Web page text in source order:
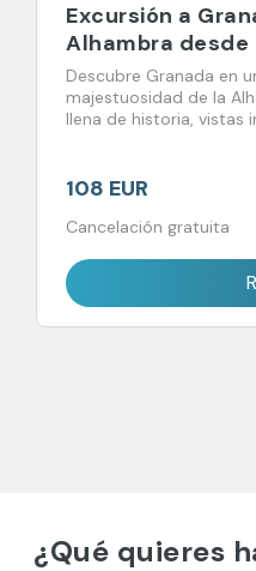
Excursión a
Alhambra desde
Descubre Granada en
majestuosidad de la
llena de historia, vistas
108 EUR
Cancelación gratuita
¿Qué quieres